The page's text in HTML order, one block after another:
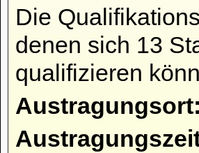
Die
denen sich 13
qualifizieren
Austragungsort: